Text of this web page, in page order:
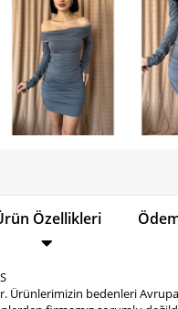
Özellikleri
Ürünlerimizin bedenleri